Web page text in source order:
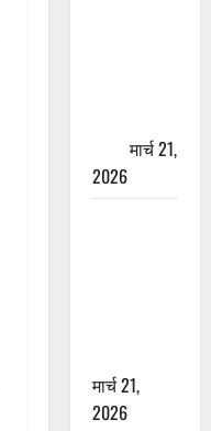
मार्च 21,
2026
मार्च 21,
2026